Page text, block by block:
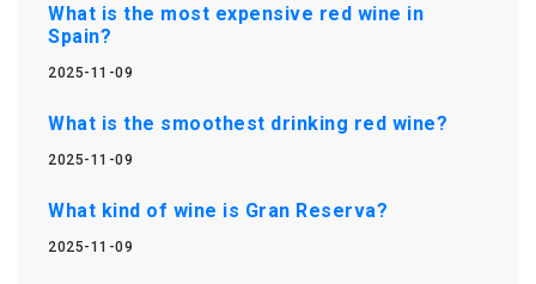
What is the most expensive red wine in
Spain?
2025-11-09
What is the smoothest drinking red wine?
2025-11-09
What kind of wine is Gran Reserva?
2025-11-09